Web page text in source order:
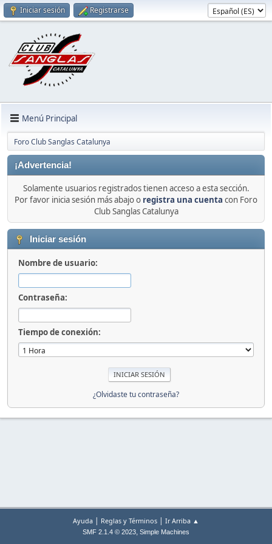
Iniciar sesión Registrarse
Menú Principal
Foro Club Sanglas Catalunya
¡Advertencia!
Solamente usuarios registrados tienen acceso a esta sección.
Por favor inicia sesión más abajo o registra una cuenta con Foro
Club Sanglas Catalunya
Iniciar sesión
Nombre de usuario:
Contraseña:
Tiempo de conexión:
¿Olvidaste tu contraseña?
Ayuda | Reglas y Términos | Ir Arriba ▲
SMF 2.1.4 © 2023, Simple Machines